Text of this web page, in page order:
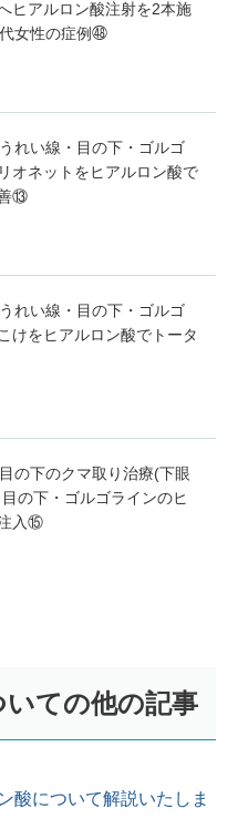
ヒアルロン酸注射を2本施
女性の症例㊽
れい線・目の下・ゴルゴ
オネットをヒアルロン酸で
善⑬
れい線・目の下・ゴルゴ
けをヒアルロン酸でトータ
の下のクマ取り治療(下眼
の下・ゴルゴラインのヒ
入⑮
ての他の記事
酸について解説いたしま